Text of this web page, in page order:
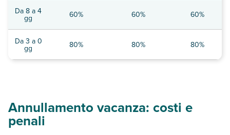
Da 8 a 4
gg 60% 60% 60%
Da 3 a 0
gg 80% 80% 80%
Annullamento vacanza: costi e
penali